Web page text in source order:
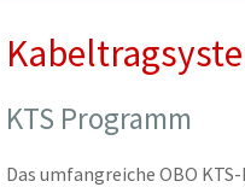
KTS Programm
Das umfangreiche OBO